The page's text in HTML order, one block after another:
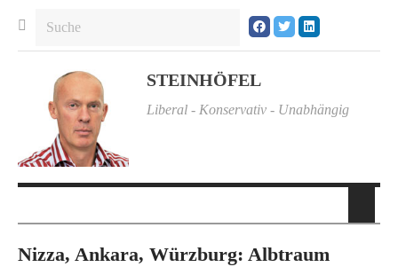
STEINHÖFEL
Liberal - Konservativ - Unabhängig
Nizza, Ankara, Würzburg: Albtraum